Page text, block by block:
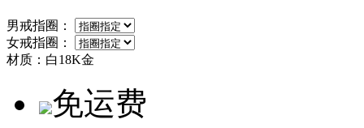
男戒指圈：
女戒指圈：
材质： 白18K金
免运费